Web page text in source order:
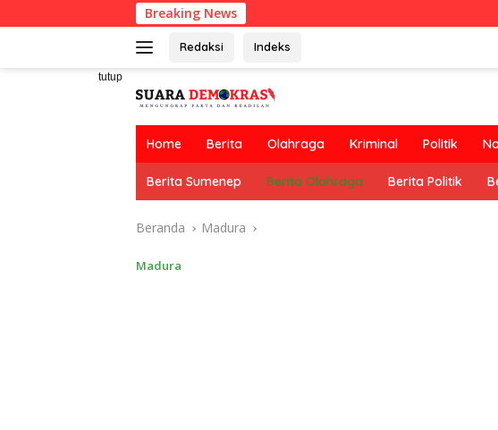
ke
Breaking News RT
Redaksi Indeks
tutup
Home Berita Olahraga Kriminal Politik
Berita Sumenep Berita Olahraga Berita Politik
Beranda Madura
Madura